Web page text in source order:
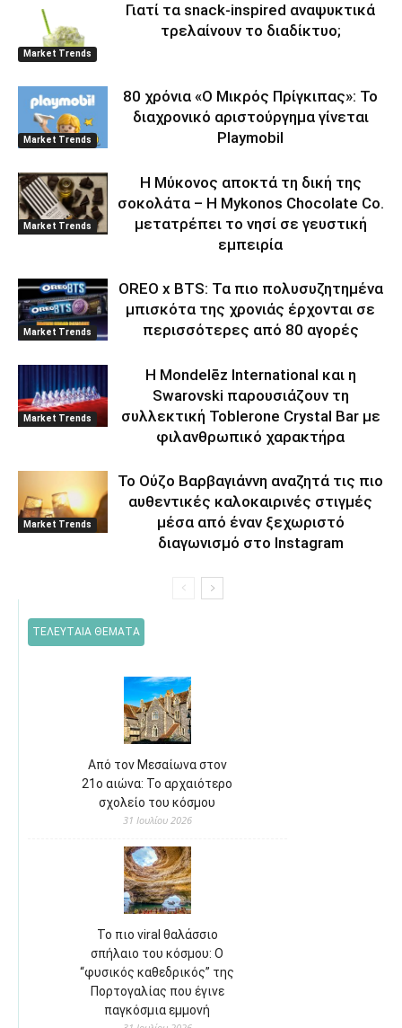
Market Trends
Γιατί τα snack-inspired αναψυκτικά
τρελαίνουν το διαδίκτυο;
Market Trends
80 χρόνια «Ο Μικρός Πρίγκιπας»: Το
διαχρονικό αριστούργημα γίνεται
Playmobil
Market Trends
Η Μύκονος αποκτά τη δική της
σοκολάτα – Η Mykonos Chocolate Co.
μετατρέπει το νησί σε γευστική
εμπειρία
Market Trends
OREO x BTS: Τα πιο πολυσυζητημένα
μπισκότα της χρονιάς έρχονται σε
περισσότερες από 80 αγορές
Market Trends
Η Mondelēz International και η
Swarovski παρουσιάζουν τη
συλλεκτική Toblerone Crystal Bar με
φιλανθρωπικό χαρακτήρα
Market Trends
Το Ούζο Βαρβαγιάννη αναζητά τις πιο
αυθεντικές καλοκαιρινές στιγμές
μέσα από έναν ξεχωριστό
διαγωνισμό στο Instagram
ΤΕΛΕΥΤΑΙΑ ΘΕΜΑΤΑ
Από τον Μεσαίωνα στον
21ο αιώνα: Το αρχαιότερο
σχολείο του κόσμου
31 Ιουλίου 2026
Το πιο viral θαλάσσιο
σπήλαιο του κόσμου: Ο
“φυσικός καθεδρικός” της
Πορτογαλίας που έγινε
παγκόσμια εμμονή